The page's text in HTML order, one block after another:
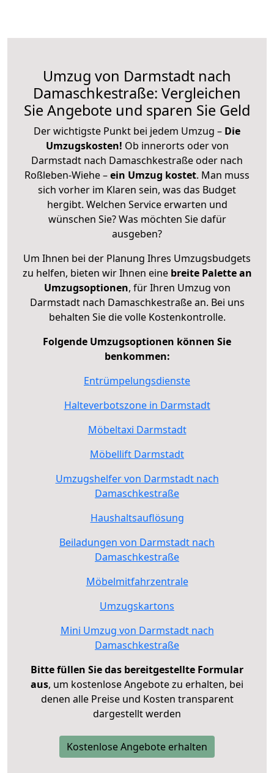
Umzug von Darmstadt nach
Damaschkestraße: Vergleichen
Sie Angebote und sparen Sie Geld
Der wichtigste Punkt bei jedem Umzug – Die
Umzugskosten! Ob innerorts oder von
Darmstadt nach Damaschkestraße oder nach
Roßleben-Wiehe –ein Umzug kostet. Man muss
sich vorher im Klaren sein, was das Budget
hergibt. Welchen Service erwarten und
wünschen Sie? Was möchten Sie dafür
ausgeben?
Um Ihnen bei der Planung Ihres Umzugsbudgets
zu helfen, bieten wir Ihnen eine breite Palette an
Umzugsoptionen, für Ihren Umzug von
Darmstadt nach Damaschkestraße an. Bei uns
behalten Sie die volle Kostenkontrolle.
Folgende Umzugsoptionen können Sie
benkommen:
Entrümpelungsdienste
Halteverbotszone in Darmstadt
Möbeltaxi Darmstadt
Möbellift Darmstadt
Umzugshelfer von Darmstadt nach
Damaschkestraße
Haushaltsauflösung
Beiladungen von Darmstadt nach
Damaschkestraße
Möbelmitfahrzentrale
Umzugskartons
Mini Umzug von Darmstadt nach
Damaschkestraße
Bitte füllen Sie das bereitgestellte Formular
aus, um kostenlose Angebote zu erhalten, bei
denen alle Preise und Kosten transparent
dargestellt werden
Kostenlose Angebote erhalten